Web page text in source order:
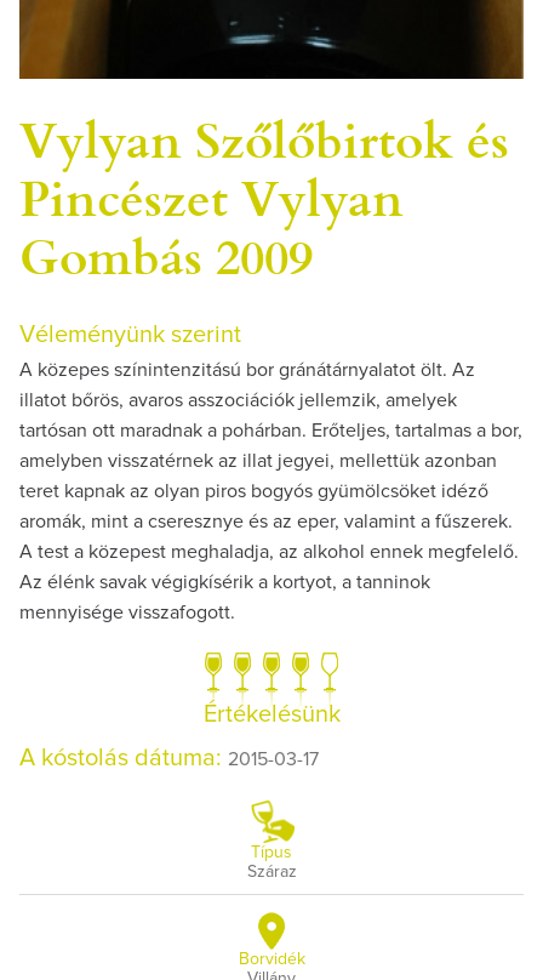
Vylyan Szőlőbirtok és
Pincészet Vylyan
Gombás 2009
Véleményünk szerint
A közepes színintenzitású bor gránátárnyalatot ölt. Az
illatot bőrös, avaros asszociációk jellemzik, amelyek
tartósan ott maradnak a pohárban. Erőteljes, tartalmas a bor,
amelyben visszatérnek az illat jegyei, mellettük azonban
teret kapnak az olyan piros bogyós gyümölcsöket idéző
aromák, mint a cseresznye és az eper, valamint a fűszerek.
A test a közepest meghaladja, az alkohol ennek megfelelő.
Az élénk savak végigkísérik a kortyot, a tanninok
mennyisége visszafogott.
Értékelésünk
A kóstolás dátuma: 2015-03-17
Típus
Száraz
Borvidék